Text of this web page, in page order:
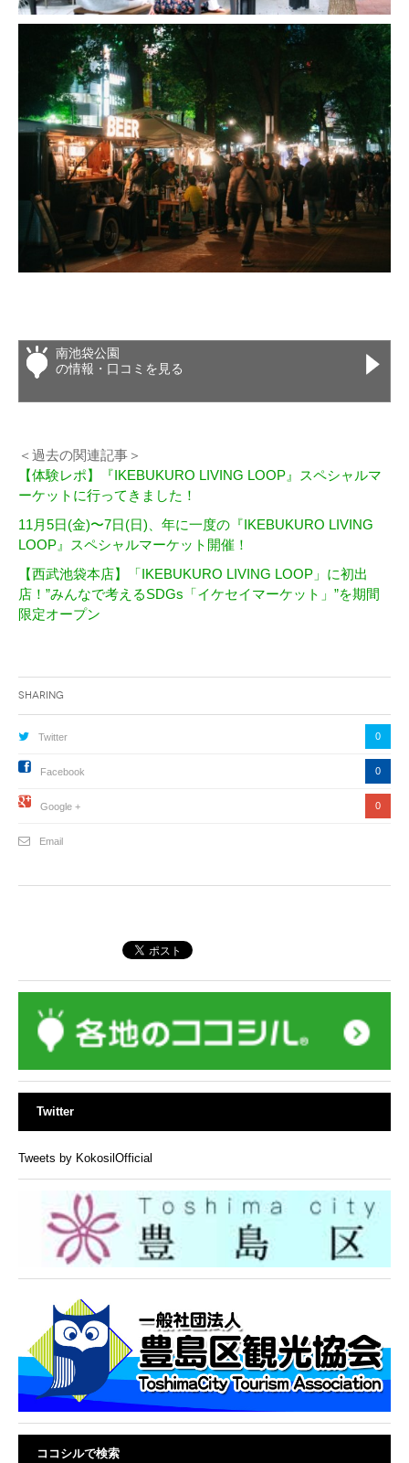
南池袋公園
の情報・口コミを見る
＜過去の関連記事＞
【体験レポ】『IKEBUKURO LIVING LOOP』スペシャルマ
ーケットに行ってきました！
11月5日(金)〜7日(日)、年に一度の『IKEBUKURO LIVING
LOOP』スペシャルマーケット開催！
【西武池袋本店】「IKEBUKURO LIVING LOOP」に初出
店！”みんなで考えるSDGs「イケセイマーケット」”を期間
限定オープン
Sharing
Twitter 0
Facebook 0
Google + 0
Email
Twitter
Tweets by KokosilOfficial
ココシルで検索